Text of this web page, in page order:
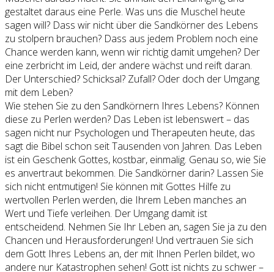
gestaltet daraus eine Perle. Was uns die Muschel heute
sagen will? Dass wir nicht über die Sandkörner des Lebens
zu stolpern brauchen? Dass aus jedem Problem noch eine
Chance werden kann, wenn wir richtig damit umgehen? Der
eine zerbricht im Leid, der andere wächst und reift daran.
Der Unterschied? Schicksal? Zufall? Oder doch der Umgang
mit dem Leben?
Wie stehen Sie zu den Sandkörnern Ihres Lebens? Können
diese zu Perlen werden? Das Leben ist lebenswert – das
sagen nicht nur Psychologen und Therapeuten heute, das
sagt die Bibel schon seit Tausenden von Jahren. Das Leben
ist ein Geschenk Gottes, kostbar, einmalig. Genau so, wie Sie
es anvertraut bekommen. Die Sandkörner darin? Lassen Sie
sich nicht entmutigen! Sie können mit Gottes Hilfe zu
wertvollen Perlen werden, die Ihrem Leben manches an
Wert und Tiefe verleihen. Der Umgang damit ist
entscheidend. Nehmen Sie Ihr Leben an, sagen Sie ja zu den
Chancen und Herausforderungen! Und vertrauen Sie sich
dem Gott Ihres Lebens an, der mit Ihnen Perlen bildet, wo
andere nur Katastrophen sehen! Gott ist nichts zu schwer –